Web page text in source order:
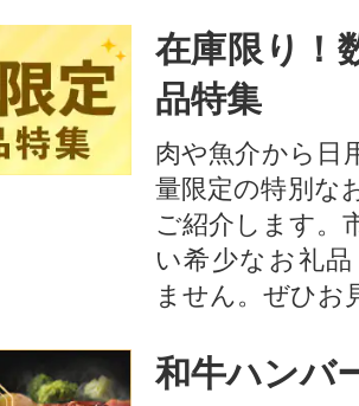
在庫限り！
品特集
肉や魚介から日
量限定の特別な
ご紹介します。
い希少なお礼
ません。ぜひお
和牛ハンバ